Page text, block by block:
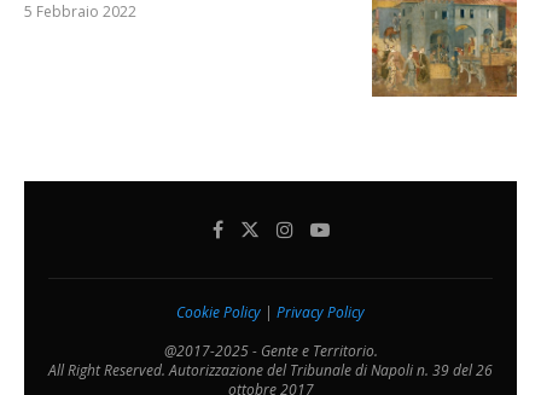
5 Febbraio 2022
Cookie Policy | Privacy Policy
@2017-2025 - Gente e Territorio.
All Right Reserved. Autorizzazione del Tribunale di Napoli n. 39 del 26
ottobre 2017